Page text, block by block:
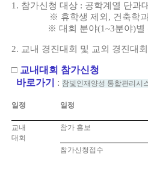
1. 참가신청 대상 : 공학계열 단과
※ 휴학생 제외 , 건축학
※ 대회 분야(1~3분야)별 신
2. 교내 경진대회 및 교외 경진대
□ 교내대회 참가신청
바로가기
: 참빛인재양성 통합관리시
일정 일정
교내
대회
참가 홍보
참가신청접수